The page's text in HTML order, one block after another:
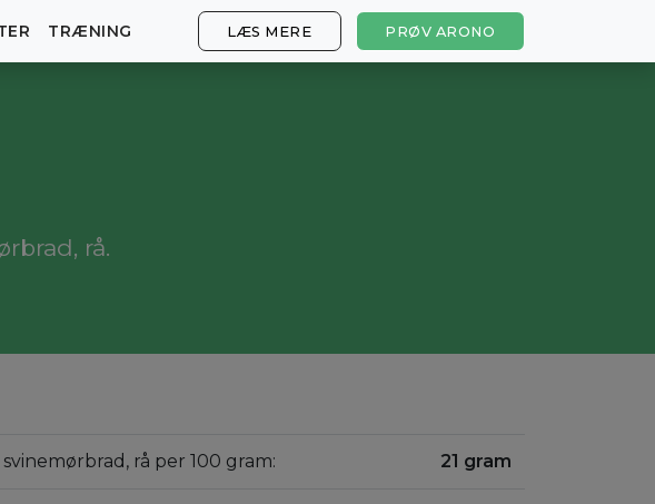
TRÆNING LÆS MERE PRØV ARONO
rå.
rå per 100 gram: 21 gram